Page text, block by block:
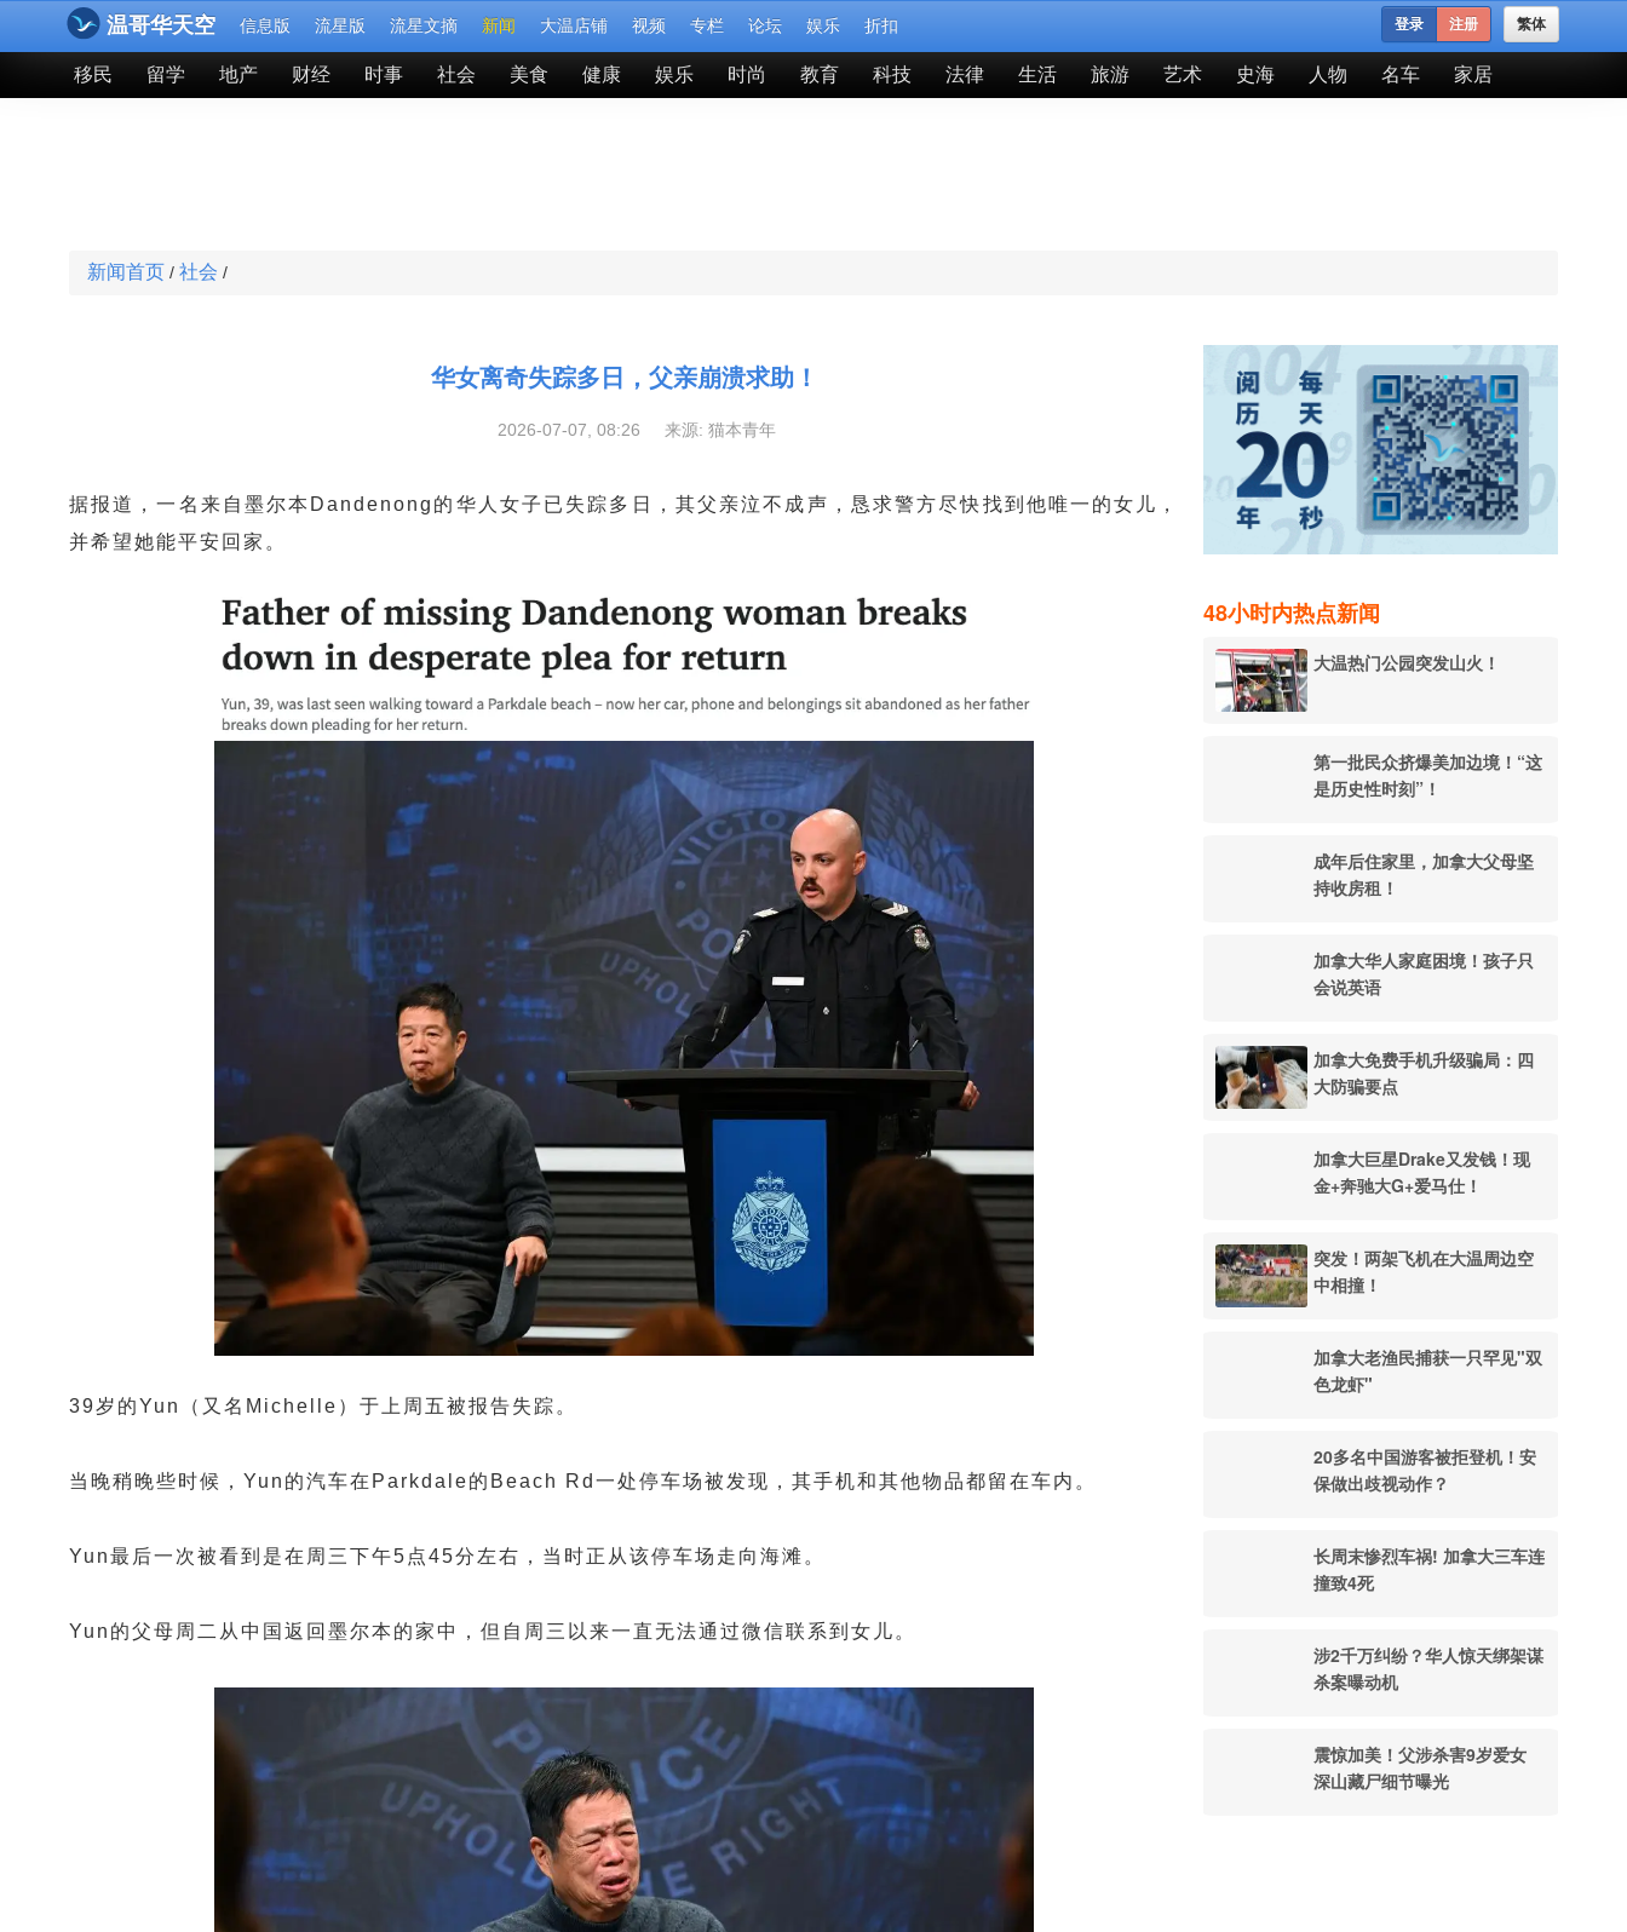
温哥华天空 信息版 流星版 流星文摘 新闻 大温店铺 视频 专栏 论坛 娱乐 折扣 繁体
登录 注册
移民 留学 地产 财经 时事 社会 美食 健康 娱乐 时尚 教育 科技 法律 生活 旅游 艺术 史海 人物 名车 家居
新闻首页 / 社会 /
华女离奇失踪多日，父亲崩溃求助！
2026-07-07, 08:26 来源: 猫本青年
据报道，一名来自墨尔本Dandenong的华人女子已失踪多日，其父亲泣不成声，恳求警方尽快找到他唯一的女儿，
并希望她能平安回家。
39岁的Yun（又名Michelle）于上周五被报告失踪。
当晚稍晚些时候，Yun的汽车在Parkdale的Beach Rd一处停车场被发现，其手机和其他物品都留在车内。
Yun最后一次被看到是在周三下午5点45分左右，当时正从该停车场走向海滩。
Yun的父母周二从中国返回墨尔本的家中，但自周三以来一直无法通过微信联系到女儿。
48小时内热点新闻
大温热门公园突发山火！
第一批民众挤爆美加边境！“这
是历史性时刻”！
成年后住家里，加拿大父母坚
持收房租！
加拿大华人家庭困境！孩子只
会说英语
加拿大免费手机升级骗局：四
大防骗要点
加拿大巨星Drake又发钱！现
金+奔驰大G+爱马仕！
突发！两架飞机在大温周边空
中相撞！
加拿大老渔民捕获一只罕见"双
色龙虾"
20多名中国游客被拒登机！安
保做出歧视动作？
长周末惨烈车祸! 加拿大三车连
撞致4死
涉2千万纠纷？华人惊天绑架谋
杀案曝动机
震惊加美！父涉杀害9岁爱女
深山藏尸细节曝光